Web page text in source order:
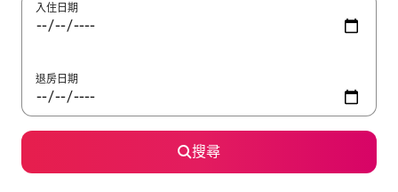
入住日期
退房日期
搜尋